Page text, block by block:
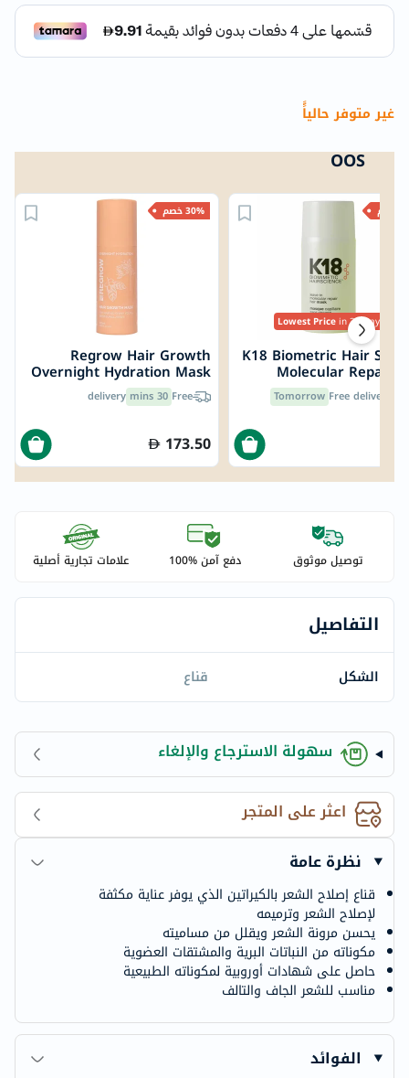
غير متوفر حالياًً
OOS
30% خصم
Regrow Hair Growth
Overnight Hydration Mask
For Shiny & Healthy Hair
200ml
Free
30 mins
delivery
173.50
Lowest Pricein 30 Days
K18 Biometric Hair
Molecular Repair
Mask
Free delivery by
Tomorrow
توصيل موثوق دفع آمن %100 علامات تجارية أصلية
التفاصيل
الشكل قناع
سهولة الاسترجاع والإلغاء
اعثر على المتجر
نظرة عامة
قناع إصلاح الشعر بالكيراتين الذي يوفر عناية مكثفة
لإصلاح الشعر وترميمه
يحسن مرونة الشعر ويقلل من مساميته
مكوناته من النباتات البرية والمشتقات العضوية
حاصل على شهادات أوروبية لمكوناته الطبيعية
مناسب للشعر الجاف والتالف
الفوائد